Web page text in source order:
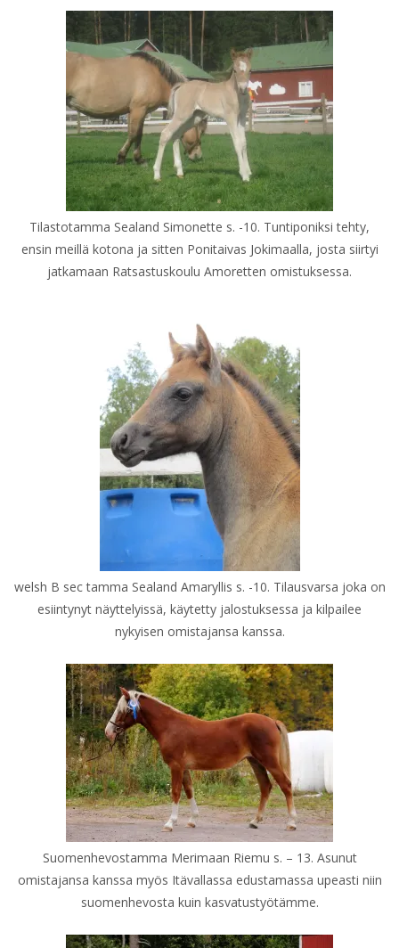
Tilastotamma Sealand Simonette s. -10. Tuntiponiksi tehty,
ensin meillä kotona ja sitten Ponitaivas Jokimaalla, josta siirtyi
jatkamaan Ratsastuskoulu Amoretten omistuksessa.
welsh B sec tamma Sealand Amaryllis s. -10. Tilausvarsa joka on
esiintynyt näyttelyissä, käytetty jalostuksessa ja kilpailee
nykyisen omistajansa kanssa.
Suomenhevostamma Merimaan Riemu s. – 13. Asunut
omistajansa kanssa myös Itävallassa edustamassa upeasti niin
suomenhevosta kuin kasvatustyötämme.